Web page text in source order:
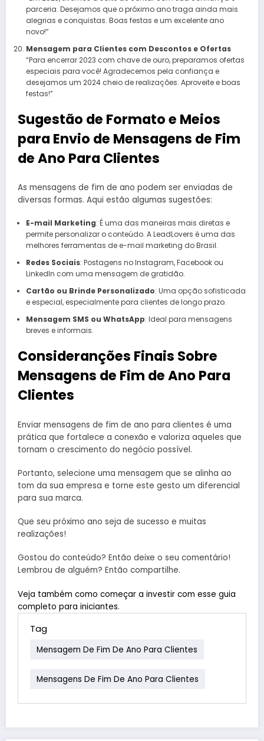
parceria. Desejamos que o próximo ano traga ainda mais
alegrias e conquistas. Boas festas e um excelente ano
novo!”
Mensagem para Clientes com Descontos e Ofertas
“Para encerrar 2023 com chave de ouro, preparamos ofertas
especiais para você! Agradecemos pela confiança e
desejamos um 2024 cheio de realizações. Aproveite e boas
festas!”
Sugestão de Formato e Meios
para Envio de Mensagens de Fim
de Ano Para Clientes
As mensagens de fim de ano podem ser enviadas de
diversas formas. Aqui estão algumas sugestões:
E-mail Marketing: É uma das maneiras mais diretas e
permite personalizar o conteúdo. A LeadLovers é uma das
melhores ferramentas de e-mail marketing do Brasil.
Redes Sociais: Postagens no Instagram, Facebook ou
LinkedIn com uma mensagem de gratidão.
Cartão ou Brinde Personalizado: Uma opção sofisticada
e especial, especialmente para clientes de longo prazo.
Mensagem SMS ou WhatsApp: Ideal para mensagens
breves e informais.
Consideranções Finais Sobre
Mensagens de Fim de Ano Para
Clientes
Enviar mensagens de fim de ano para clientes é uma
prática que fortalece a conexão e valoriza aqueles que
tornam o crescimento do negócio possível.
Portanto, selecione uma mensagem que se alinha ao
tom da sua empresa e torne este gesto um diferencial
para sua marca.
Que seu próximo ano seja de sucesso e muitas
realizações!
Gostou do conteúdo? Então deixe o seu comentário!
Lembrou de alguém? Então compartilhe.
Veja também como começar a investir com esse guia
completo para iniciantes.
Tag
Mensagem De Fim De Ano Para Clientes
Mensagens De Fim De Ano Para Clientes